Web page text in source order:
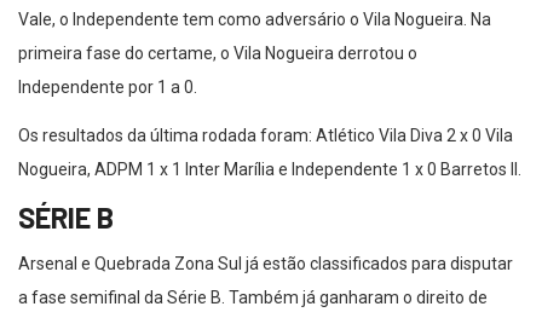
Vale, o Independente tem como adversário o Vila Nogueira. Na
primeira fase do certame, o Vila Nogueira derrotou o
Independente por 1 a 0.
Os resultados da última rodada foram: Atlético Vila Diva 2 x 0 Vila
Nogueira, ADPM 1 x 1 Inter Marília e Independente 1 x 0 Barretos II.
SÉRIE B
Arsenal e Quebrada Zona Sul já estão classificados para disputar
a fase semifinal da Série B. Também já ganharam o direito de